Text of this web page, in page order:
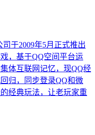
于2009年5月正式推出
，基于QQ空间平台运
体互联网记忆，现QQ经
归，同步登录QQ和微
经典玩法，让老玩家重